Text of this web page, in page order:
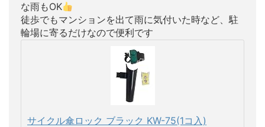
な雨もOK
徒歩でもマンションを出て雨に気付いた時など、駐
輪場に寄るだけなので便利です
サイクル傘ロック ブラック KW-75(1コ入)